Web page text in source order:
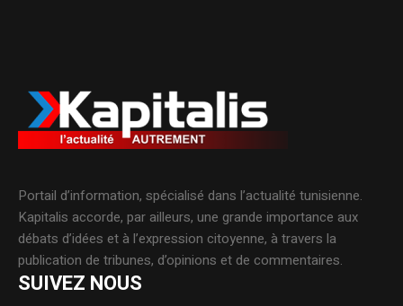
Portail d’information, spécialisé dans l’actualité tunisienne.
Kapitalis accorde, par ailleurs, une grande importance aux
débats d’idées et à l’expression citoyenne, à travers la
publication de tribunes, d’opinions et de commentaires.
SUIVEZ NOUS